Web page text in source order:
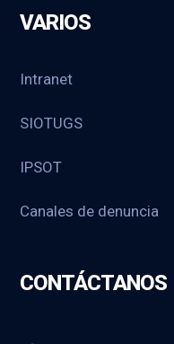
VARIOS
Intranet
SIOTUGS
IPSOT
Canales de denuncia
CONTÁCTANOS